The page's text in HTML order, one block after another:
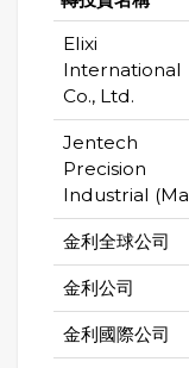
Elixi
International
Co., Ltd.
Jentech
Precision
Industrial (Ma
金利全球公司
金利公司
金利國際公司